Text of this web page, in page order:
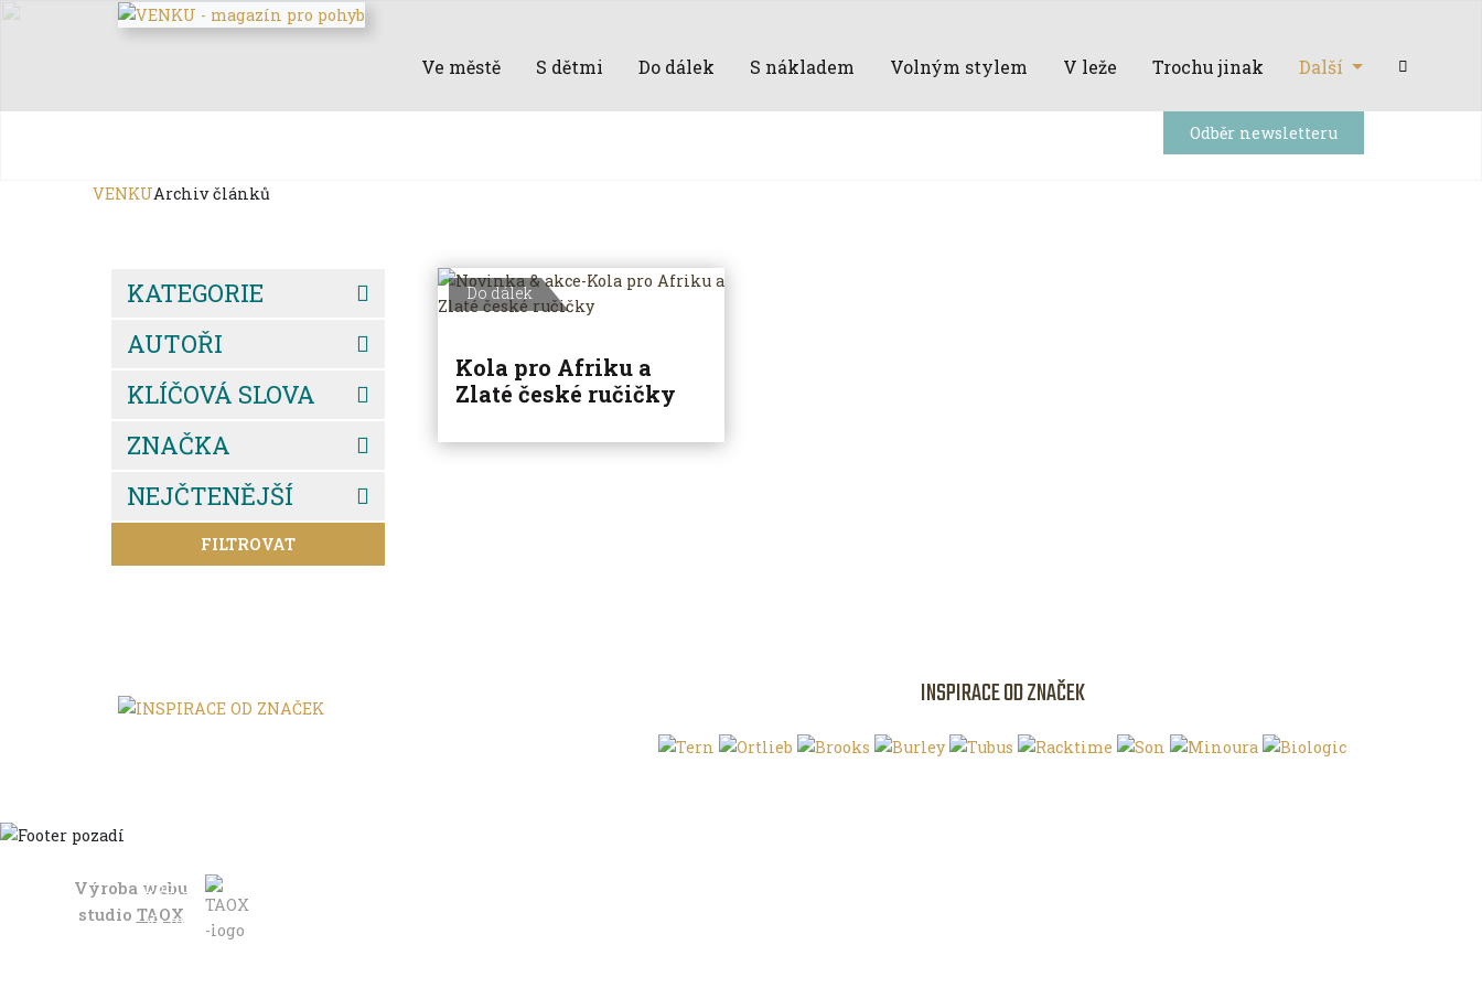
Ve městě S dětmi Do dálek S nákladem Volným stylem V leže Trochu jinak Další
Odběr newsletteru
VENKUArchiv článků
KATEGORIE
AUTOŘI
KLÍČOVÁ SLOVA
ZNAČKA
NEJČTENĚJŠÍ
FILTROVAT
Do dálek
Kola pro Afriku a
Zlaté české ručičky
INSPIRACE OD ZNAČEK
Výroba webu
studio TAOX
Domů
Ve městě